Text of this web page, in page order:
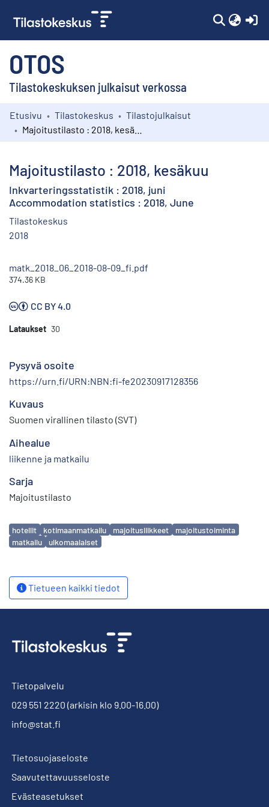
OTOS
Tilastokeskuksen julkaisut verkossa
Kokoelmat
Etusivu Tilastokeskus
Tilastojulkaisut
Majoitustilasto : 2018, kesäkuu
Inkvarteringsstatistik : 2018, juni
Accommodation statistics : 2018, June
Tilastokeskus
2018
matk_2018_06_2018-08-09_fi.pdf
374.36 KB
CC BY 4.0
Lataukset 30
Pysyvä osoite
https://urn.fi/URN:NBN:fi-fe20230917128356
Kuvaus
Suomen virallinen tilasto (SVT)
Aihealue
liikenne ja matkailu
Sarja
Majoitustilasto
Avainsanat
hotellit kotimaanmatkailu majoitusliikkeet
majoitustoiminta
matkailu
ulkomaalaiset
Tietueen kaikki tiedot
Tietopalvelu
029 551 2220 (arkisin klo 9.00-16.00)
info@stat.fi
Tietosuojaseloste
Saavutettavuusseloste
Evästeasetukset